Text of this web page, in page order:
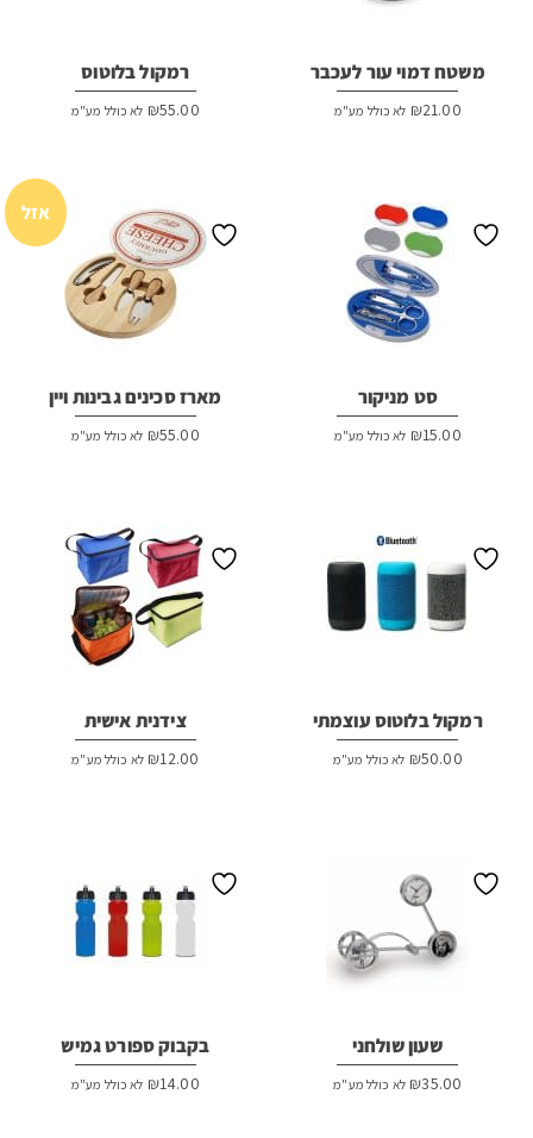
משטח דמוי עור לעכבר
₪21.00 לא כולל מע"מ
רמקול בלוטוס
₪55.00 לא כולל מע"מ
סט מניקור
₪15.00 לא כולל מע"מ
אזל
מארז סכינים גבינות ויין
₪55.00 לא כולל מע"מ
רמקול בלוטוס עוצמתי
₪50.00 לא כולל מע"מ
צידנית אישית
₪12.00 לא כולל מע"מ
שעון שולחני
₪35.00 לא כולל מע"מ
בקבוק ספורט גמיש
₪14.00 לא כולל מע"מ